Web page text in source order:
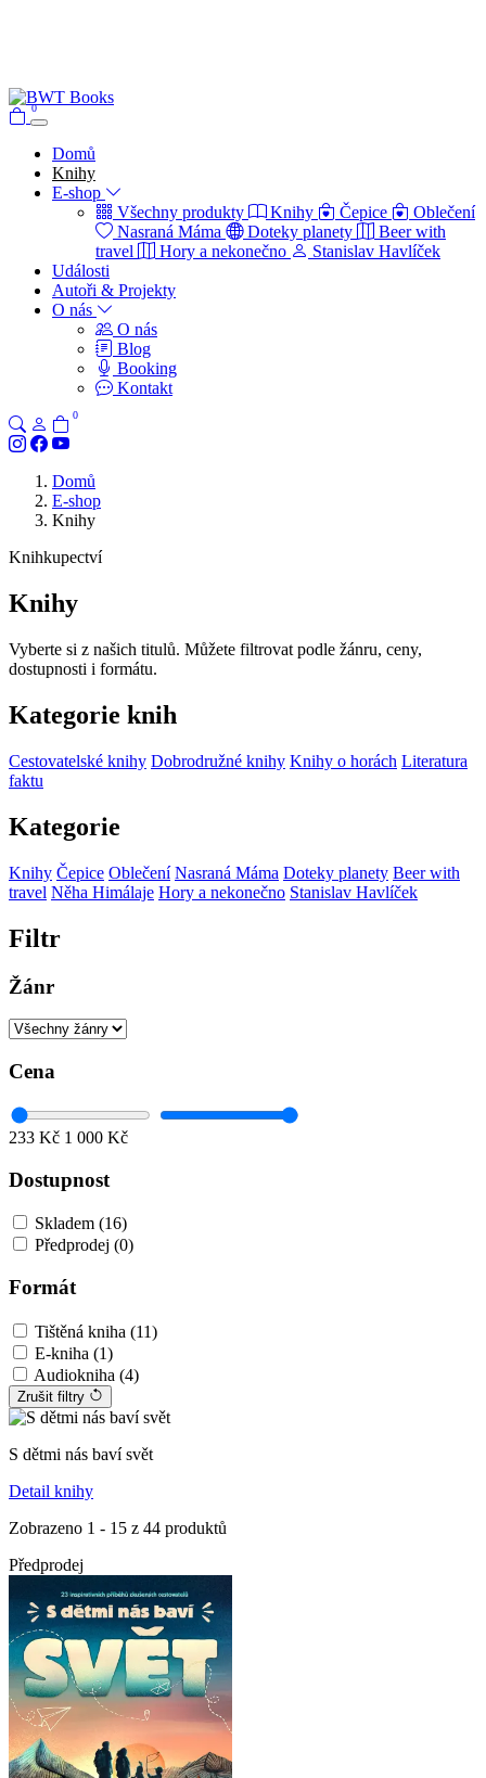
0
Domů
Knihy
E-shop
Všechny produkty
Knihy Čepice
Oblečení
Nasraná Máma
Doteky planety
Beer with
travel
Hory a nekonečno
Stanislav Havlíček
Události
Autoři & Projekty
O nás
O nás
Blog
Booking
Kontakt
0
Domů
E-shop
Knihy
Knihkupectví
Knihy
Vyberte si z našich titulů. Můžete filtrovat podle žánru, ceny,
dostupnosti i formátu.
Kategorie knih
Cestovatelské knihy Dobrodružné knihy Knihy o horách Literatura
faktu
Kategorie
Knihy Čepice Oblečení Nasraná Máma Doteky planety Beer with
travel Něha Himálaje Hory a nekonečno Stanislav Havlíček
Filtr
Žánr
Cena
233 Kč 1 000 Kč
Dostupnost
Skladem (16)
Předprodej (0)
Formát
Tištěná kniha (11)
E-kniha (1)
Audiokniha (4)
Zrušit filtry
S dětmi nás baví svět
Detail knihy
Zobrazeno 1 - 15 z 44 produktů
Předprodej